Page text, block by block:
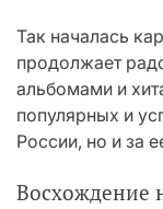
Так началась
продолжает
альбомами и
популярных и
России, но и за
Восхождение